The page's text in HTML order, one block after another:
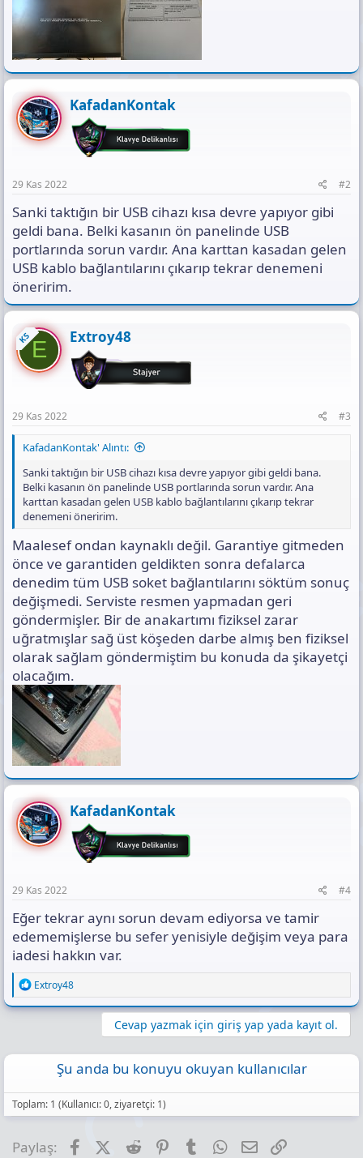
KafadanKontak
29 Kas 2022 #2
Sanki taktığın bir USB cihazı kısa devre yapıyor gibi
geldi bana. Belki kasanın ön panelinde USB
portlarında sorun vardır. Ana karttan kasadan gelen
USB kablo bağlantılarını çıkarıp tekrar denemeni
öneririm.
KSE Extroy48
29 Kas 2022 #3
KafadanKontak' Alıntı:
Sanki taktığın bir USB cihazı kısa devre yapıyor gibi geldi bana.
Belki kasanın ön panelinde USB portlarında sorun vardır. Ana
karttan kasadan gelen USB kablo bağlantılarını çıkarıp tekrar
denemeni öneririm.
Maalesef ondan kaynaklı değil. Garantiye gitmeden
önce ve garantiden geldikten sonra defalarca
denedim tüm USB soket bağlantılarını söktüm sonuç
değişmedi. Serviste resmen yapmadan geri
göndermişler. Bir de anakartımı fiziksel zarar
uğratmışlar sağ üst köşeden darbe almış ben fiziksel
olarak sağlam göndermiştim bu konuda da şikayetçi
olacağım.
KafadanKontak
29 Kas 2022 #4
Eğer tekrar aynı sorun devam ediyorsa ve tamir
edememişlerse bu sefer yenisiyle değişim veya para
iadesi hakkın var.
R
e
a
:
Extroy48
Cevap yazmak için giriş yap yada kayıt ol.
Şu anda bu konuyu okuyan kullanıcılar
Toplam: 1 (Kullanıcı: 0, ziyaretçi: 1)
Paylaş: FacebookX (Twitter)
Reddit PinterestTumblr WhatsApp
E-posta